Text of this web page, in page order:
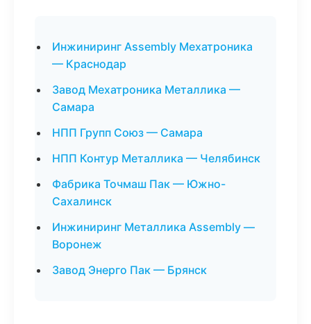
Инжиниринг Assembly Мехатроника
— Краснодар
Завод Мехатроника Металлика —
Самара
НПП Групп Союз — Самара
НПП Контур Металлика — Челябинск
Фабрика Точмаш Пак — Южно-
Сахалинск
Инжиниринг Металлика Assembly —
Воронеж
Завод Энерго Пак — Брянск